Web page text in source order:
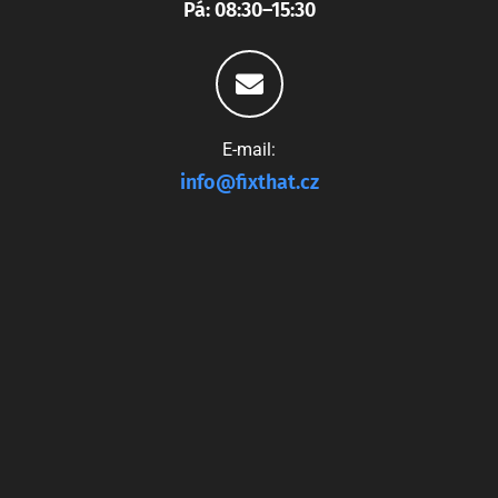
Pá: 08:30–15:30
E-mail:
info@fixthat.cz